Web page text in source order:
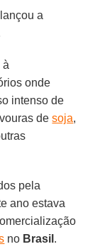
a
à
onde
intenso de
desoja,
pela
ano estava
no Brasil .